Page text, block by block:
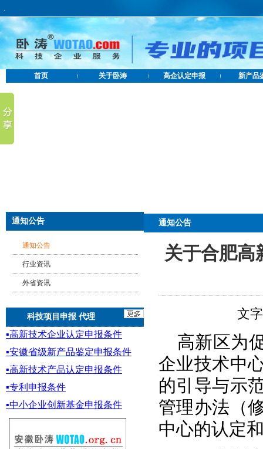
.
首页 关于卧涛 高企认定申报 新产品
通知公告
通知公告
行业资讯
外省资讯
科技项目申报 代理
▪高新技术企业认定申报条件
▪安徽省级新产品鉴定申报条件
▪高新技术产品认定申报条件
▪专利申报条件
▪中小企业创新基金申报条件
通知公告
关于合肥高
文
高新区为
企业技术中
的引导与示
管理办法（
中心的认定